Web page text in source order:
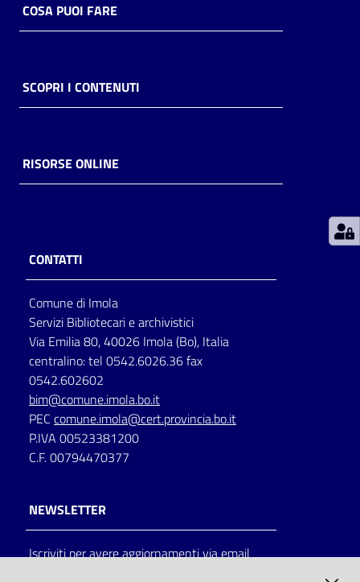
Casa
Piani
storico
per
lettura
Seguici
su
COSA PUOI FARE
SCOPRI I CONTENUTI
RISORSE ONLINE
CONTATTI
Comune di Imola
Servizi Bibliotecari e archivistici
Via Emilia 80, 40026 Imola (Bo), Italia
centralino: tel 0542.6026.36 fax
0542.602602
bim@comune.imola.bo.it
PEC comune.imola@cert.provincia.bo.it
P.IVA 00523381200
C.F. 00794470377
NEWSLETTER
Iscriviti per avere aggiornamenti via email